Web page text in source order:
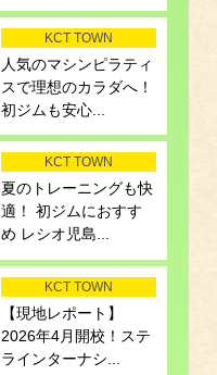
KCT TOWN
人気のマシンピラティ
スで理想のカラダへ！
初ジムも安心...
KCT TOWN
夏のトレーニングも快
適！ 初ジムにおすす
め レシオ児島...
KCT TOWN
【現地レポート】
2026年4月開校！ステ
ラインターナシ...